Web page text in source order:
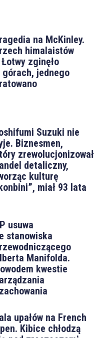
na McKinley.
himalaistów
zginęło
górach, jednego
Suzuki nie
Biznesmen,
zrewolucjonizował
detaliczny,
kulturę
miał 93 lata
usuwa
stanowiska
Manifolda.
kwestie
upałów na French
Kibice chłodzą